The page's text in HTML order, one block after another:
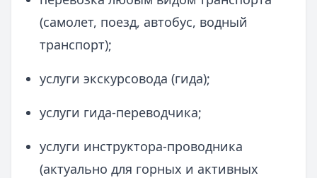
(самолет, поезд, автобус, водный
транспорт);
услуги экскурсовода (гида);
услуги гида‑переводчика;
услуги инструктора‑проводника
(актуально для горных и активных